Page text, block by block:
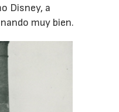
Disney, a
muy bien.